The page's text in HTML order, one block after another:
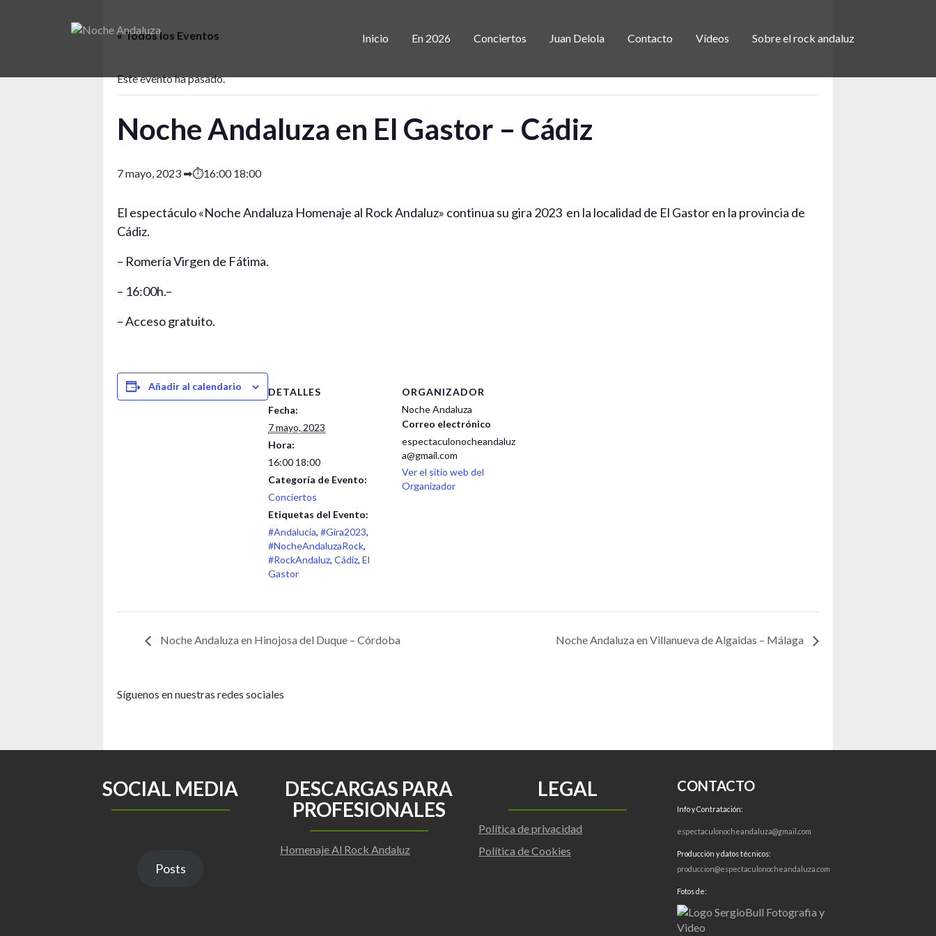
Inicio En 2026 Conciertos Juan Delola Contacto Vídeos Sobre el rock andaluz
« Todos los Eventos
Este evento ha pasado.
Noche Andaluza en El Gastor – Cádiz
7 mayo, 2023 ➡⏱16:00 18:00
El espectáculo «Noche Andaluza Homenaje al Rock Andaluz» continua su gira 2023 en la localidad de El Gastor en la provincia de
Cádiz.
– Romería Virgen de Fátima.
– 16:00h.–
– Acceso gratuito.
Añadir al calendario
DETALLES
Fecha:
7 mayo, 2023
Hora:
16:00 18:00
Categoría de Evento:
Conciertos
Etiquetas del Evento:
#Andalucia, #Gira2023,
#NocheAndaluzaRock,
#RockAndaluz, Cádiz, El
Gastor
ORGANIZADOR
Noche Andaluza
Correo electrónico
espectaculonocheandaluz
a@gmail.com
Ver el sitio web del
Organizador
Noche Andaluza en Hinojosa del Duque – Córdoba Noche Andaluza en Villanueva de Algaidas – Málaga
Síguenos en nuestras redes sociales
SOCIAL MEDIA
Posts
DESCARGAS PARA
PROFESIONALES
Homenaje Al Rock Andaluz
LEGAL
Política de privacidad
Política de Cookies
CONTACTO
Info y Contratación:
espectaculonocheandaluza@gmail.com
Producción y datos técnicos:
produccion@espectaculonocheandaluza.com
Fotos de: